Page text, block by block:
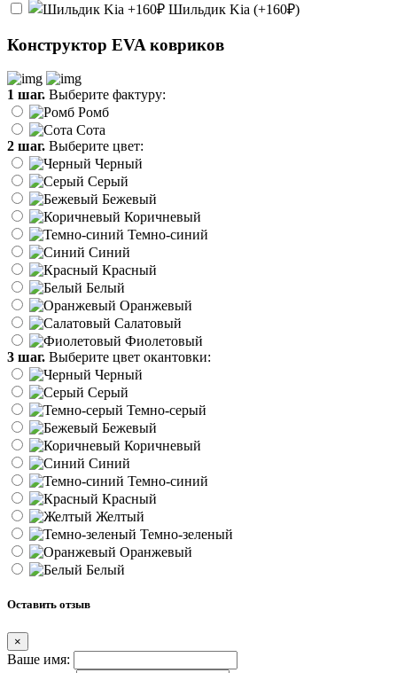
Шильдик Kia (+160₽)
Конструктор EVA ковриков
1 шаг. Выберите фактуру:
Ромб
Сота
2 шаг. Выберите цвет:
Черный
Серый
Бежевый
Коричневый
Темно-синий
Синий
Красный
Белый
Оранжевый
Салатовый
Фиолетовый
3 шаг. Выберите цвет окантовки:
Черный
Серый
Темно-серый
Бежевый
Коричневый
Синий
Темно-синий
Красный
Желтый
Темно-зеленый
Оранжевый
Белый
Оставить отзыв
×
Ваше имя: